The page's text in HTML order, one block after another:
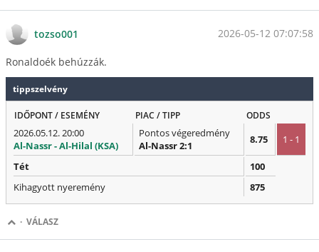
tozso001 2026-05-12 07:07:58
Ronaldoék behúzzák.
tippszelvény
IDŐPONT / ESEMÉNY PIAC / TIPP ODDS
2026.05.12. 20:00
Al-Nassr - Al-Hilal (KSA)
Pontos végeredmény
Al-Nassr 2:1
8.75 1 - 1
Tét
100
Kihagyott nyeremény
875
· VÁLASZ